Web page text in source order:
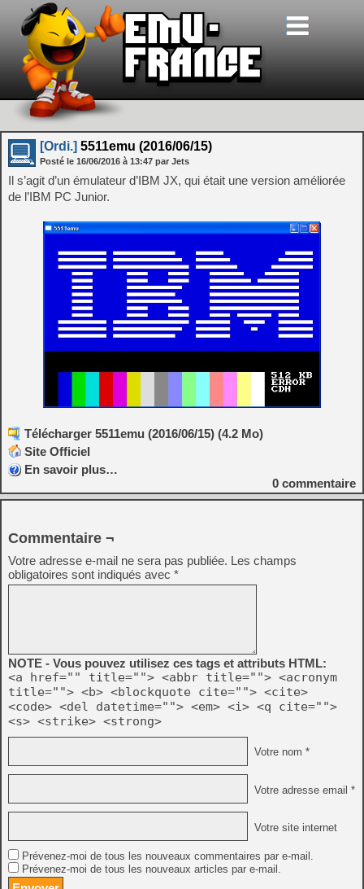
[Ordi.] 5511emu (2016/06/15)
Posté le 16/06/2016 à 13:47 par Jets
Il s’agit d’un émulateur d’IBM JX, qui était une version améliorée
de l’IBM PC Junior.
Télécharger 5511emu (2016/06/15) (4.2 Mo)
Site Officiel
En savoir plus…
0 commentaire
Commentaire ¬
Votre adresse e-mail ne sera pas publiée. Les champs
obligatoires sont indiqués avec *
NOTE - Vous pouvez utilisez ces tags et attributs HTML:
<a href="" title=""> <abbr title=""> <acronym
title=""> <b> <blockquote cite=""> <cite>
<code> <del datetime=""> <em> <i> <q cite="">
<s> <strike> <strong>
Votre nom *
Votre adresse email *
Votre site internet
Prévenez-moi de tous les nouveaux commentaires par e-mail.
Prévenez-moi de tous les nouveaux articles par e-mail.